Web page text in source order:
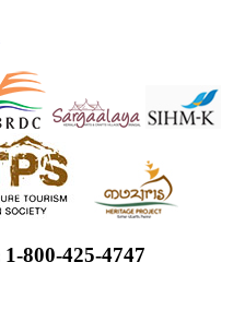
1-800-425-4747